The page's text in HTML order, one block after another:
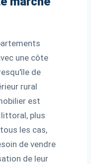
une côte
de
rural
est
plus
les cas,
de vendre
de leur